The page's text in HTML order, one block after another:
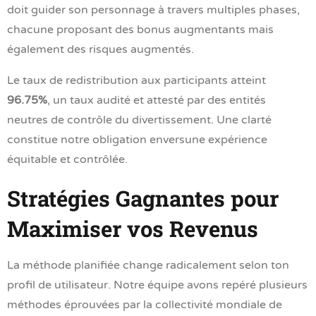
doit guider son personnage à travers multiples phases,
chacune proposant des bonus augmentants mais
également des risques augmentés.
Le taux de redistribution aux participants atteint
96.75%, un taux audité et attesté par des entités
neutres de contrôle du divertissement. Une clarté
constitue notre obligation enversune expérience
équitable et contrôlée.
Stratégies Gagnantes pour
Maximiser vos Revenus
La méthode planifiée change radicalement selon ton
profil de utilisateur. Notre équipe avons repéré plusieurs
méthodes éprouvées par la collectivité mondiale de